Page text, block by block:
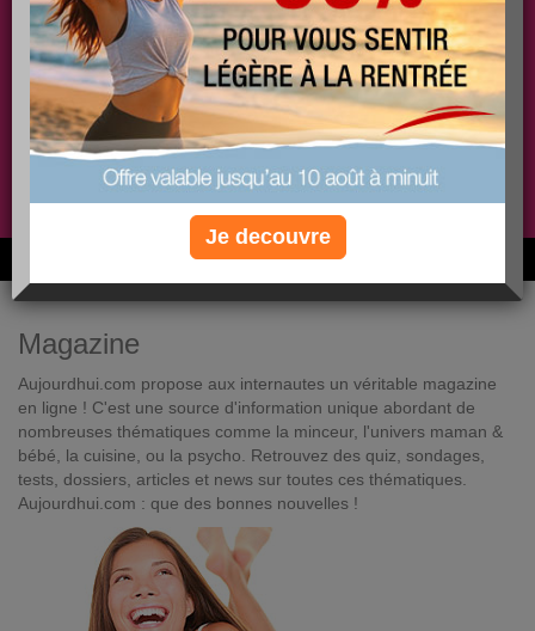
PLUS
EFFICACE
PLUS
SANTÉ
PLUS
COACHING
Non, je préfère le régime gratuit
6M de personnes ont maigri et réappris à manger avec nous
Magazine
Aujourdhui.com propose aux internautes un véritable magazine
en ligne ! C'est une source d'information unique abordant de
nombreuses thématiques comme la minceur, l'univers maman &
bébé, la cuisine, ou la psycho. Retrouvez des quiz, sondages,
tests, dossiers, articles et news sur toutes ces thématiques.
Aujourdhui.com : que des bonnes nouvelles !
Je decouvre